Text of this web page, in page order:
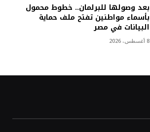
بعد وصولها للبرلمان.. خطوط محمول
بأسماء مواطنين تفتح ملف حماية
البيانات في مصر
8 أغسطس، 2026